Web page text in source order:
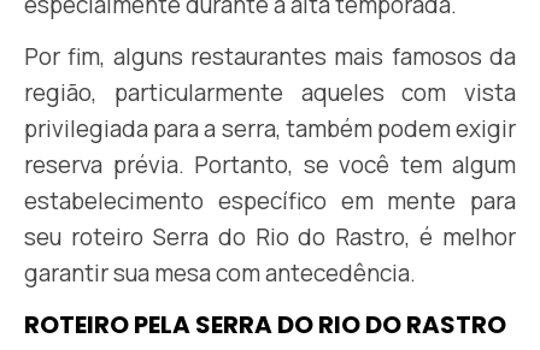
Por fim, alguns restaurantes mais famosos da
região, particularmente aqueles com vista
privilegiada para a serra, também podem exigir
reserva prévia. Portanto, se você tem algum
estabelecimento específico em mente para
seu roteiro Serra do Rio do Rastro, é melhor
garantir sua mesa com antecedência.
ROTEIRO PELA SERRA DO RIO DO RASTRO